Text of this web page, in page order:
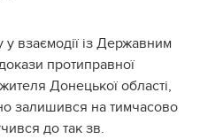
взаємодії із Державним
протиправної
Донецької області,
залишився на тимчасово
до так зв.